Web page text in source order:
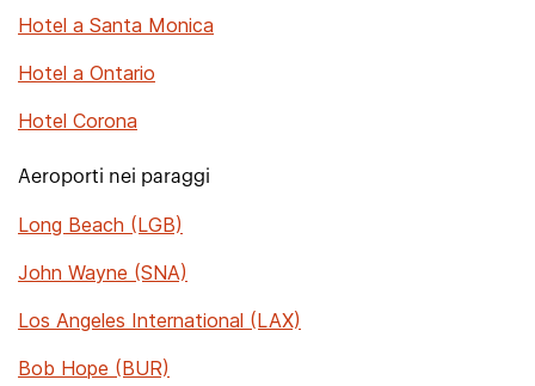
Hotel a Santa Monica
Hotel a Ontario
Hotel Corona
Aeroporti nei paraggi
Long Beach (LGB)
John Wayne (SNA)
Los Angeles International (LAX)
Bob Hope (BUR)